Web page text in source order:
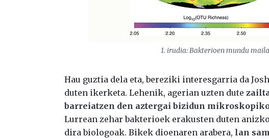
1. irudia: Bakterioen mundu
Hau guztia dela eta, bereziki interesgarria da
duten ikerketa. Lehenik, agerian uzten dute
barreiatzen den aztergai bizidun
Lurrean zehar bakterioek erakusten duten
dira biologoak. Bikek dioenaren arabera, lan